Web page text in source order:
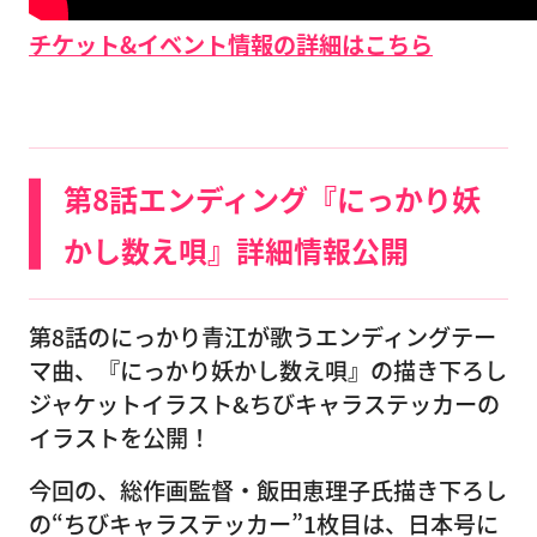
チケット&イベント情報の詳細はこちら
第8話エンディング『にっかり妖
かし数え唄』詳細情報公開
第8話のにっかり青江が歌うエンディングテー
マ曲、『にっかり妖かし数え唄』の描き下ろし
ジャケットイラスト&ちびキャラステッカーの
イラストを公開！
今回の、総作画監督・飯田恵理子氏描き下ろし
の“ちびキャラステッカー”1枚目は、日本号に